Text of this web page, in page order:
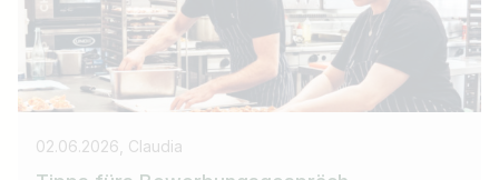
02.06.2026, Claudia